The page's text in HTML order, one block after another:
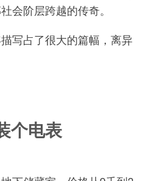
会阶层跨越的传奇。
写占了很大的篇幅，离异
个电表